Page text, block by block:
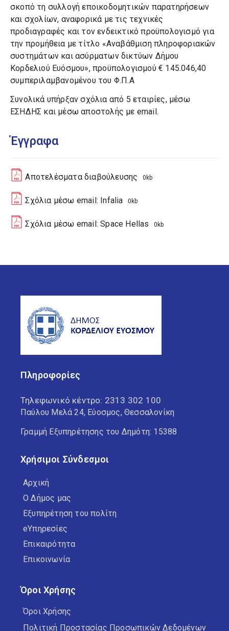
σκοπό τη συλλογή εποικοδομητικών παρατηρήσεων
και σχολίων, αναφορικά με τις τεχνικές
προδιαγραφές και τον ενδεικτικό προϋπολογισμό για
την προμήθεια με τίτλο «Αναβάθμιση πληροφοριακών
συστημάτων και ασύρματων δικτύων Δήμου
Κορδελιού Ευόσμου», προϋπολογισμού € 145.046,40
συμπεριλαμβανομένου του Φ.Π.Α
Συνολικά υπήρξαν σχόλια από 5 εταιρίες, μέσω
ΕΣΗΔΗΣ και μέσω αποστολής με email.
Έγγραφα
Αποτελέσματα διαβούλευσης 0kb
Σχόλια μέσω email: Infalia 0kb
Σχόλια μέσω email: Space Hellas 0kb
Πληροφορίες
Τηλεφωνικό κέντρο: 2313 302 100
Παύλου Μελά 24, Εύοσμος, Θεσσαλονίκη
Γραμμή Εξυπηρέτησης του Δημότη: 15388
Χρήσιμοι Σύνδεσμοι
Αρχική
Ο Δήμος μας
Εξυπηρέτηση του πολίτη
eΥπηρεσίες
Επικαιρότητα
Επικοινωνία
Όροι Χρήσης
Όροι Χρήσης
Πολιτική Προστασίας Προσωπικών Δεδομένων